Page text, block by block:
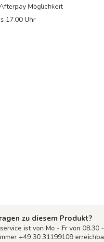
Möglichkeit
17.00 Uhr
zu diesem Produkt?
ist von Mo - Fr von 08.30
+49 30 31199109